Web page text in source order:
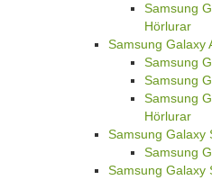
Samsung
Hörlurar
Samsung Galaxy
Samsung
Samsung
Samsung
Hörlurar
Samsung Galaxy
Samsung
Samsung Galaxy